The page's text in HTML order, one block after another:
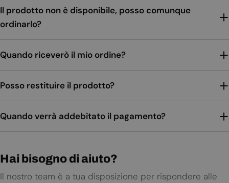
Il prodotto non è disponibile, posso comunque
ordinarlo?
Quando riceverò il mio ordine?
Posso restituire il prodotto?
Quando verrà addebitato il pagamento?
Hai bisogno di aiuto?
Il nostro team è a tua disposizione per rispondere alle